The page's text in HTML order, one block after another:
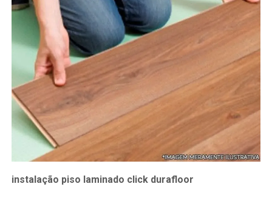
instalação piso laminado click durafloor